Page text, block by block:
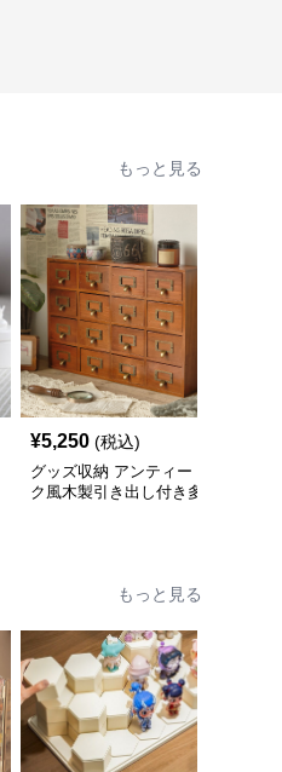
もっと見る
¥5,250 (税込)
グッズ収納 アンティー
ク風木製引き出し付き多
もっと見る